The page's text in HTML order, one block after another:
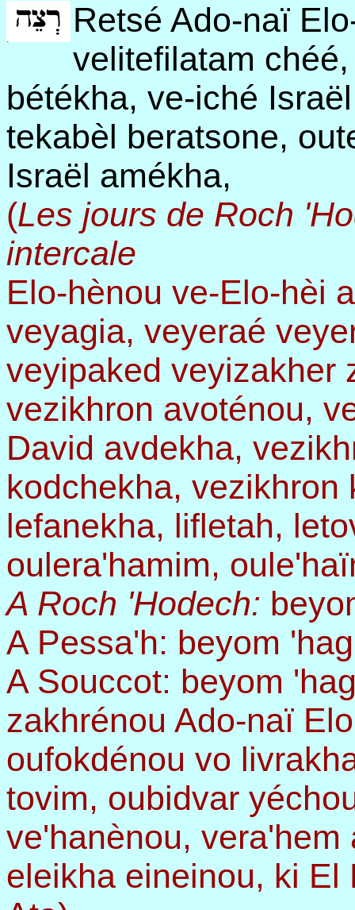
Retsé Ado-naï
velitefilatam
bétékha, ve-iché
tekabèl beratsone,
Israël amékha,
(Les jours de Roch
intercale
Elo-hènou ve-Elo-hèi
veyagia, veyeraé
veyipaked veyizakher
vezikhron avoténou,
David avdekha,
kodchekha, vezikhron
lefanekha, lifletah,
oulera'hamim,
A Roch 'Hodech:
A Pessa'h: beyom
A Souccot: beyom
zakhrénou Ado-naï
oufokdénou vo
tovim, oubidvar
ve'hanènou,
eleikha eineinou, ki El